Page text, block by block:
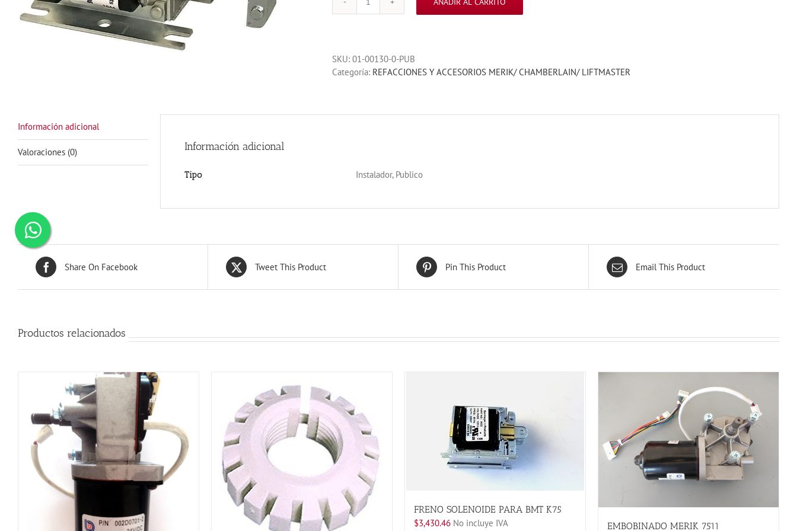
SOLENOIDE
BMT
cantidad
SKU: 01-00130-0-PUB
Categoría: REFACCIONES Y ACCESORIOS MERIK/ CHAMBERLAIN/ LIFTMASTER
Información adicional
Valoraciones (0) Información adicional
Tipo Instalador, Publico
Share On Facebook Tweet This Product Pin This Product Email This Product
Productos relacionados
FRENO SOLENOIDE PARA BMT K75
$3,430.46 No incluye IVA EMBOBINADO MERIK 7511